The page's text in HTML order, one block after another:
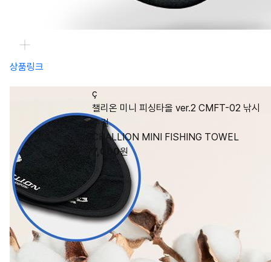
상품링크
ç
챌리온 미니 피싱타올 ver.2 CMFT-02 낚시
수건
CHALLION MINI FISHING TOWEL
7,000원